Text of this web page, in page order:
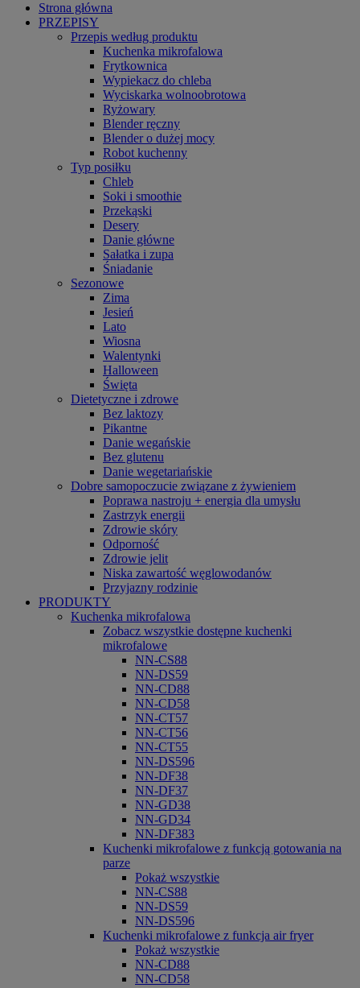
Strona główna
PRZEPISY
Przepis według produktu
Kuchenka mikrofalowa
Frytkownica
Wypiekacz do chleba
Wyciskarka wolnoobrotowa
Ryżowary
Blender ręczny
Blender o dużej mocy
Robot kuchenny
Typ posiłku
Chleb
Soki i smoothie
Przekąski
Desery
Danie główne
Sałatka i zupa
Śniadanie
Sezonowe
Zima
Jesień
Lato
Wiosna
Walentynki
Halloween
Święta
Dietetyczne i zdrowe
Bez laktozy
Pikantne
Danie wegańskie
Bez glutenu
Danie wegetariańskie
Dobre samopoczucie związane z żywieniem
Poprawa nastroju + energia dla umysłu
Zastrzyk energii
Zdrowie skóry
Odporność
Zdrowie jelit
Niska zawartość węglowodanów
Przyjazny rodzinie
PRODUKTY
Kuchenka mikrofalowa
Zobacz wszystkie dostępne kuchenki
mikrofalowe
NN-CS88
NN-DS59
NN-CD88
NN-CD58
NN-CT57
NN-CT56
NN-CT55
NN-DS596
NN-DF38
NN-DF37
NN-GD38
NN-GD34
NN-DF383
Kuchenki mikrofalowe z funkcją gotowania na
parze
Pokaż wszystkie
NN-CS88
NN-DS59
NN-DS596
Kuchenki mikrofalowe z funkcja air fryer
Pokaż wszystkie
NN-CD88
NN-CD58